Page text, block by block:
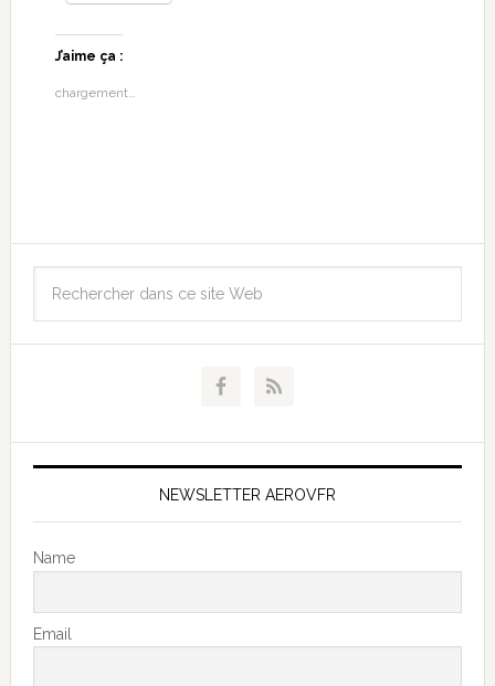
J’aime ça :
chargement…
NEWSLETTER AEROVFR
Name
Email